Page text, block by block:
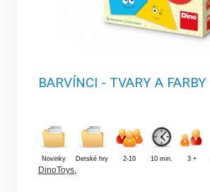
BARVÍNCI - TVARY A FARBY
Novinky Detské hry 2-10 10 min. 3 +
DinoToys,